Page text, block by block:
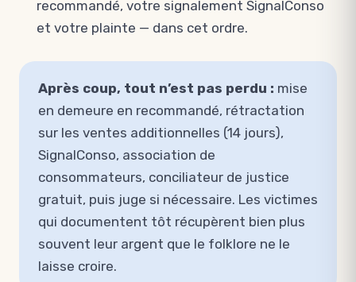
recommandé, votre signalement SignalConso
et votre plainte — dans cet ordre.
Après coup, tout n’est pas perdu : mise
en demeure en recommandé, rétractation
sur les ventes additionnelles (14 jours),
SignalConso, association de
consommateurs, conciliateur de justice
gratuit, puis juge si nécessaire. Les victimes
qui documentent tôt récupèrent bien plus
souvent leur argent que le folklore ne le
laisse croire.